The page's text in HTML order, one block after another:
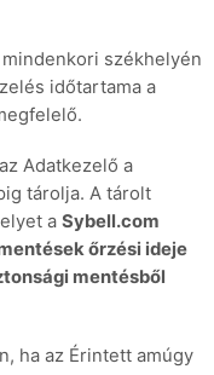
mindenkori székhelyén
időtartama a
Adatkezelő a
tárolja. A tárolt
a Sybell.com
őrzési ideje
mentésből
ha az Érintett amúgy